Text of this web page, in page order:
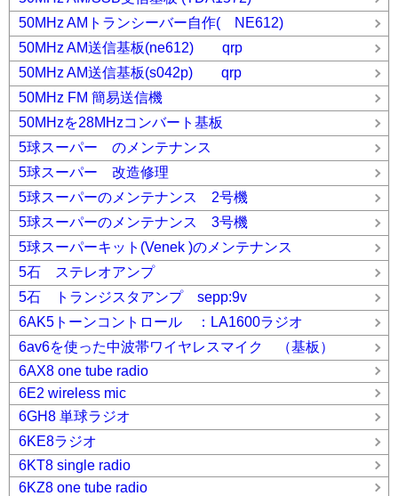
50MHz AMトランシーバー自作( NE612)
50MHz AM送信基板(ne612) qrp
50MHz AM送信基板(s042p) qrp
50MHz FM 簡易送信機
50MHzを28MHzコンバート基板
5球スーパー のメンテナンス
5球スーパー 改造修理
5球スーパーのメンテナンス 2号機
5球スーパーのメンテナンス 3号機
5球スーパーキット(Venek )のメンテナンス
5石 ステレオアンプ
5石 トランジスタアンプ sepp:9v
6AK5トーンコントロール ：LA1600ラジオ
6av6を使った中波帯ワイヤレスマイク （基板）
6AX8 one tube radio
6E2 wireless mic
6GH8 単球ラジオ
6KE8ラジオ
6KT8 single radio
6KZ8 one tube radio